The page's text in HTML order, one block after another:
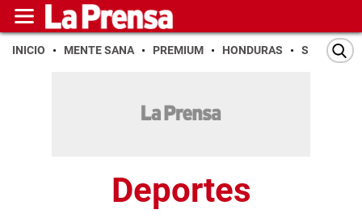
INICIO MENTE SANA PREMIUM HONDURAS SAN PEDRO
Deportes